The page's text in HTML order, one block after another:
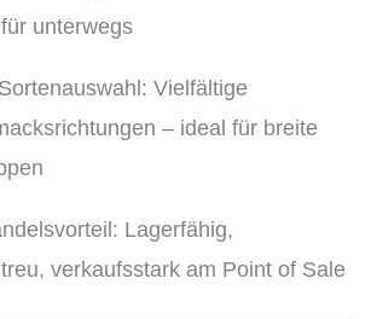
unterwegs
Vielfältige
– ideal für breite
Lagerfähig,
verkaufsstark am Point of Sale